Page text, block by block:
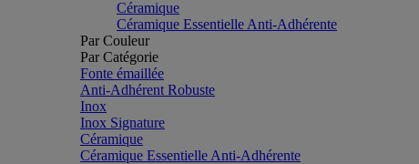
Céramique
Céramique Essentielle Anti-Adhérente
Par Couleur
Par Catégorie
Fonte émaillée
Anti-Adhérent Robuste
Inox
Inox Signature
Céramique
Céramique Essentielle Anti-Adhérente